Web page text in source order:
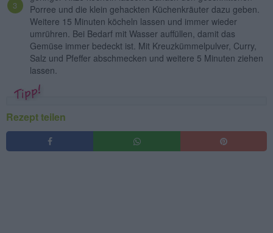
Porree und die klein gehackten Küchenkräuter dazu geben.
Weitere 15 Minuten köcheln lassen und immer wieder
umrühren. Bei Bedarf mit Wasser auffüllen, damit das
Gemüse immer bedeckt ist. Mit Kreuzkümmelpulver, Curry,
Salz und Pfeffer abschmecken und weitere 5 Minuten ziehen
lassen.
Rezept teilen